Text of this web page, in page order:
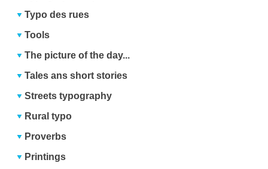
Typo des rues
Tools
The picture of the day...
Tales ans short stories
Streets typography
Rural typo
Proverbs
Printings